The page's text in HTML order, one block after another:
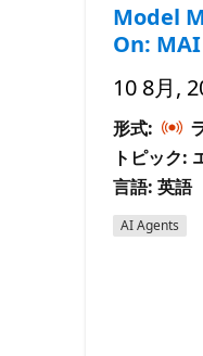
Model
On:
10 8月,
形式:
トピック:
言語: 英語
AI Agents